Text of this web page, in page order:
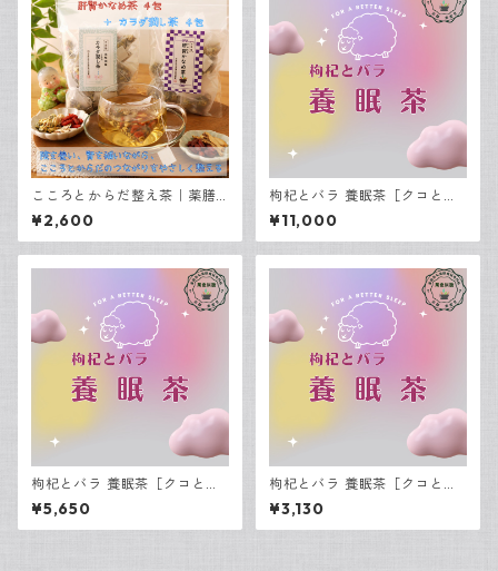
こころとからだ整え茶｜薬膳
茶2種飲み比べセット 8包入り
¥2,600
枸杞とバラ 養眠茶［クコとバ
ラ ようみんちゃ］30包入
¥11,000
枸杞とバラ 養眠茶［クコとバ
ラ ようみんちゃ］15包入
¥5,650
枸杞とバラ 養眠茶［クコとバ
ラ ようみんちゃ］7包入
¥3,130